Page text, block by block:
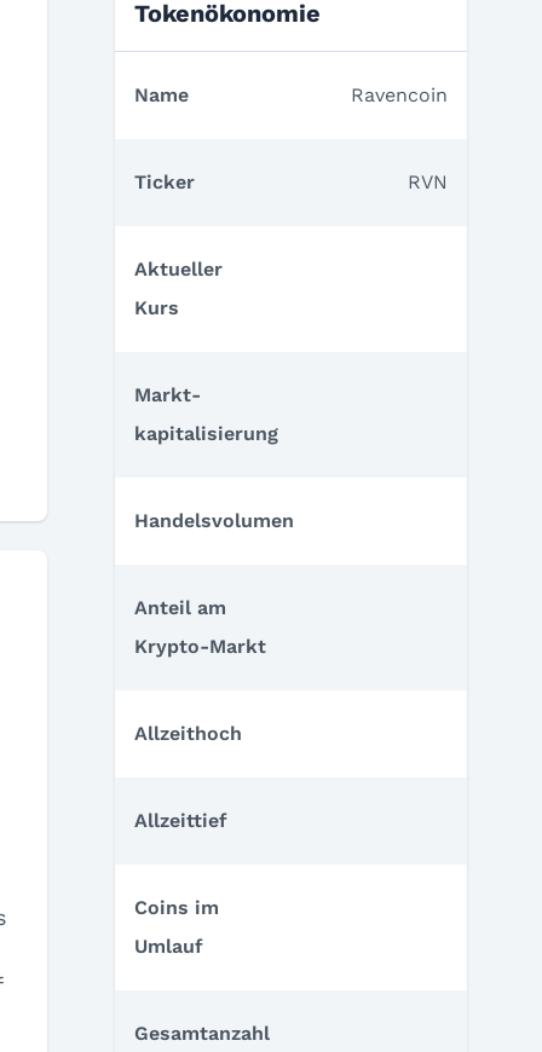
Tokenökonomie
Name Ravencoin
Ticker RVN
Aktueller
Kurs
Markt­
kapitalisierung
Handelsvolumen
Anteil am
Krypto-Markt
Allzeithoch
Allzeittief
Coins im
Umlauf
Gesamtanzahl